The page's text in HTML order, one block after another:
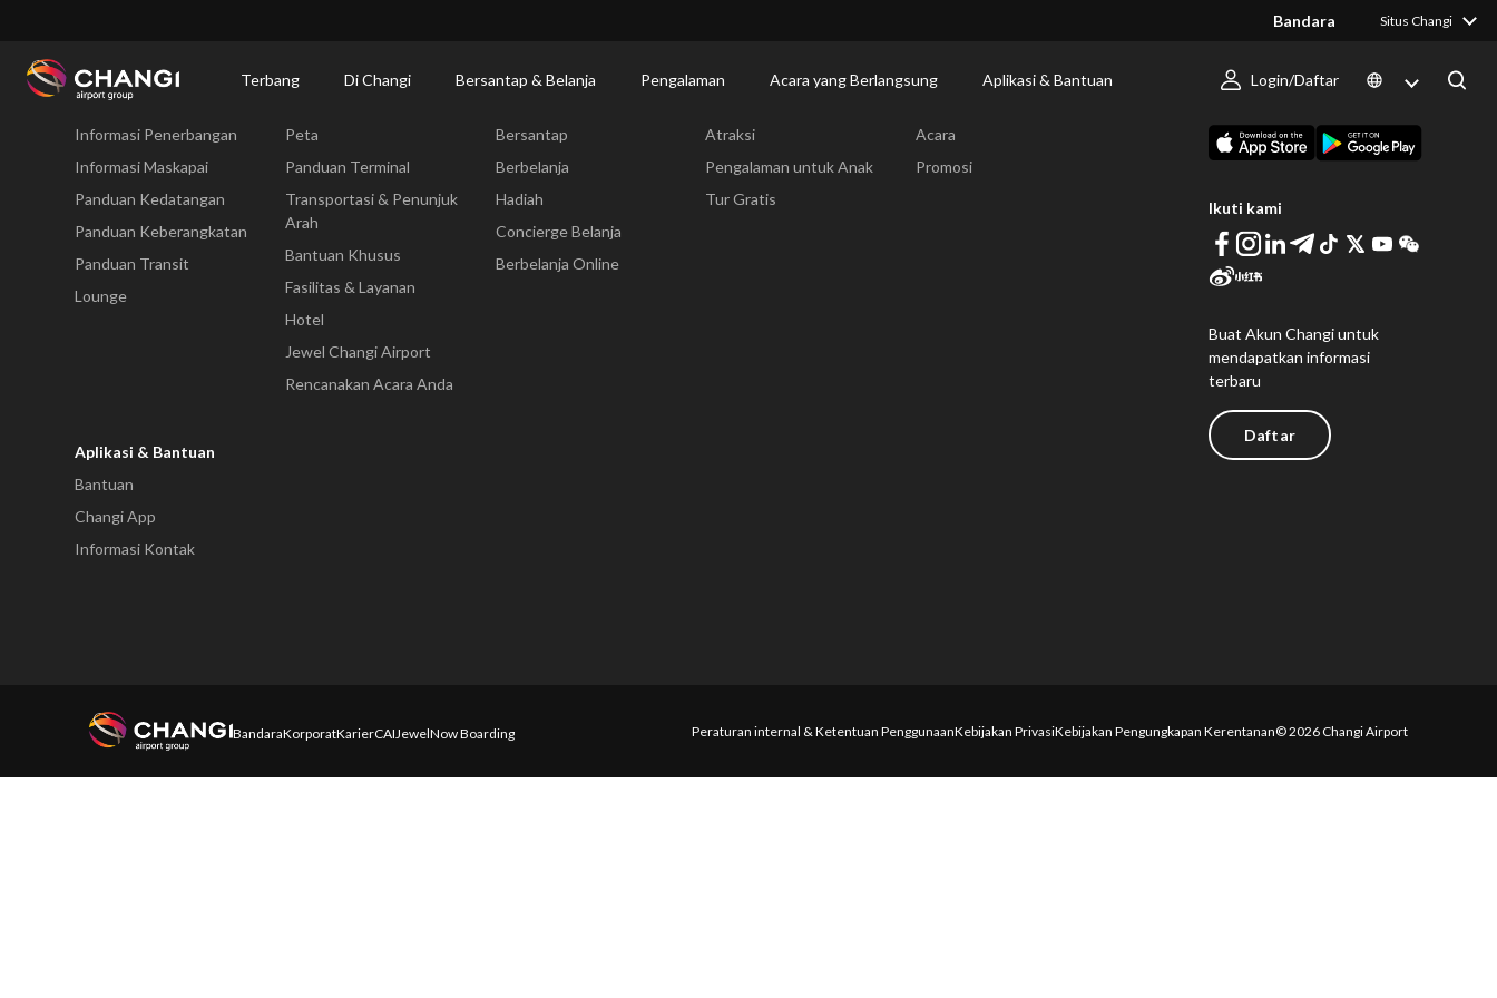
Bandara Situs Changi
Terbang Di Changi Bersantap & Belanja Pengalaman Acara yang Berlangsung Aplikasi & Bantuan Login/Daftar
Changi
Terbang
Informasi Penerbangan
Informasi Maskapai
Panduan Kedatangan
Panduan Keberangkatan
Panduan Transit
Lounge
Peta
Panduan Terminal
Transportasi & Penunjuk
Arah
Bantuan Khusus
Fasilitas & Layanan
Hotel
Jewel Changi Airport
Rencanakan Acara Anda
Bersantap
Berbelanja
Hadiah
Concierge Belanja
Berbelanja Online
Atraksi
Pengalaman untuk Anak
Tur Gratis
Acara
Promosi
Aplikasi & Bantuan
Bantuan
Changi App
Informasi Kontak
Ikuti kami
Buat Akun Changi untuk
mendapatkan informasi
terbaru
Daftar
BandaraKorporatKarierCAIJewelNow Boarding Peraturan internal & Ketentuan PenggunaanKebijakan PrivasiKebijakan Pengungkapan Kerentanan© 2026 Changi Airport